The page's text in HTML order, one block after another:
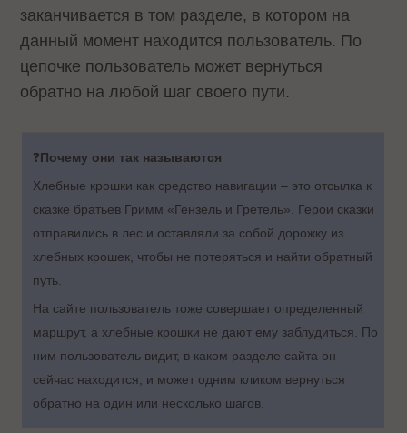
заканчивается в том разделе, в котором на
данный момент находится пользователь. По
цепочке пользователь может вернуться
обратно на любой шаг своего пути.
❓Почему они так называются
Хлебные крошки как средство навигации – это отсылка к
сказке братьев Гримм «Гензель и Гретель». Герои сказки
отправились в лес и оставляли за собой дорожку из
хлебных крошек, чтобы не потеряться и найти обратный
путь.
На сайте пользователь тоже совершает определенный
маршрут, а хлебные крошки не дают ему заблудиться. По
ним пользователь видит, в каком разделе сайта он
сейчас находится, и может одним кликом вернуться
обратно на один или несколько шагов.